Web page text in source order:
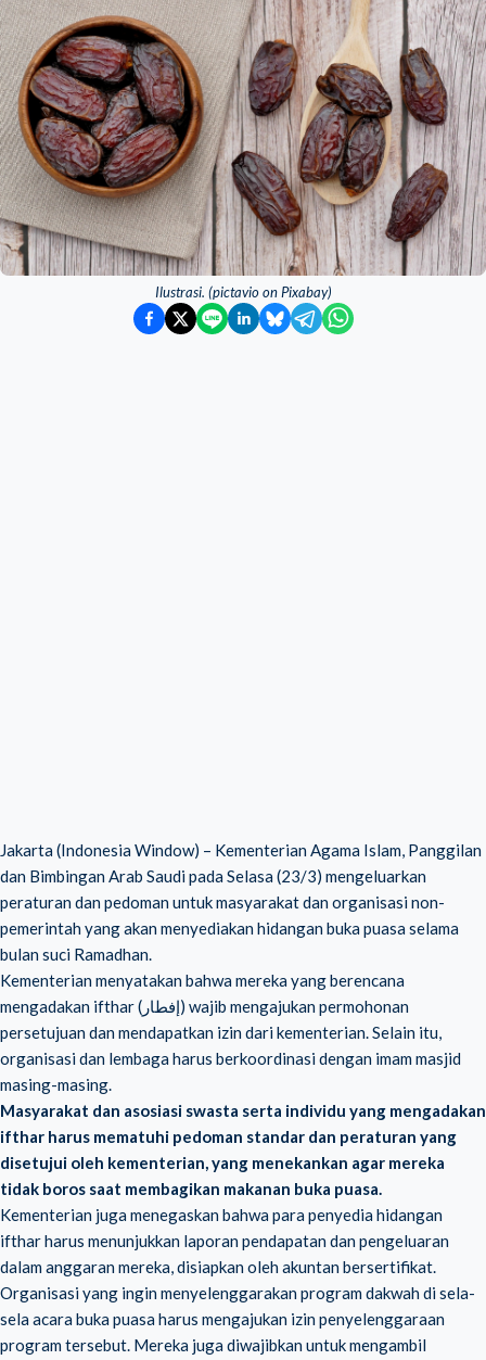
Ilustrasi. (pictavio on Pixabay)
Jakarta (Indonesia Window) – Kementerian Agama Islam, Panggilan
dan Bimbingan Arab Saudi pada Selasa (23/3) mengeluarkan
peraturan dan pedoman untuk masyarakat dan organisasi non-
pemerintah yang akan menyediakan hidangan buka puasa selama
bulan suci Ramadhan.
Kementerian menyatakan bahwa mereka yang berencana
mengadakan ifthar (إفطار) wajib mengajukan permohonan
persetujuan dan mendapatkan izin dari kementerian. Selain itu,
organisasi dan lembaga harus berkoordinasi dengan imam masjid
masing-masing.
Masyarakat dan asosiasi swasta serta individu yang mengadakan
ifthar harus mematuhi pedoman standar dan peraturan yang
disetujui oleh kementerian, yang menekankan agar mereka
tidak boros saat membagikan makanan buka puasa.
Kementerian juga menegaskan bahwa para penyedia hidangan
ifthar harus menunjukkan laporan pendapatan dan pengeluaran
dalam anggaran mereka, disiapkan oleh akuntan bersertifikat.
Organisasi yang ingin menyelenggarakan program dakwah di sela-
sela acara buka puasa harus mengajukan izin penyelenggaraan
program tersebut. Mereka juga diwajibkan untuk mengambil